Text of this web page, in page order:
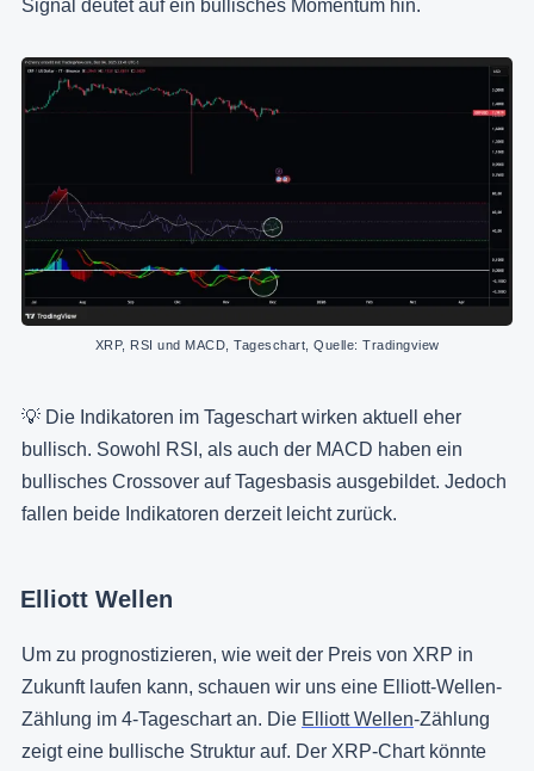
Signal deutet auf ein bullisches Momentum hin.
XRP, RSI und MACD, Tageschart, Quelle: Tradingview
💡 Die Indikatoren im Tageschart wirken aktuell eher
bullisch. Sowohl RSI, als auch der MACD haben ein
bullisches Crossover auf Tagesbasis ausgebildet. Jedoch
fallen beide Indikatoren derzeit leicht zurück.
Elliott Wellen
Um zu prognostizieren, wie weit der Preis von XRP in
Zukunft laufen kann, schauen wir uns eine Elliott-Wellen-
Zählung im 4-Tageschart an. Die Elliott Wellen-Zählung
zeigt eine bullische Struktur auf. Der XRP-Chart könnte